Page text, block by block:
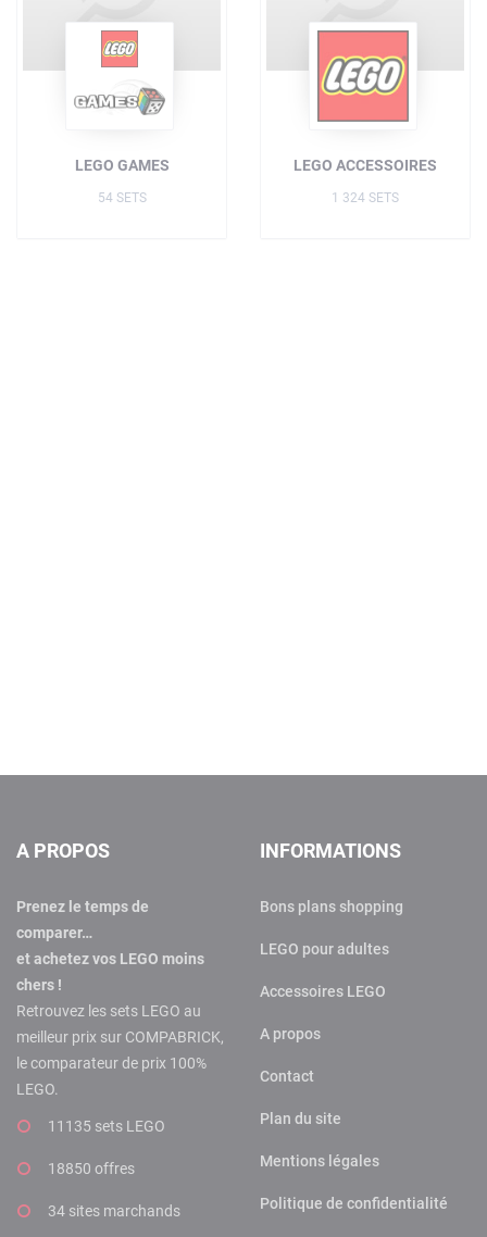
LEGO GAMES
54 SETS
LEGO ACCESSOIRES
1 324 SETS
A PROPOS
Prenez le temps de
comparer…
et achetez vos LEGO moins
chers !
Retrouvez les sets LEGO au
meilleur prix sur COMPABRICK,
le comparateur de prix 100%
LEGO.
11135 sets LEGO
18850 offres
34 sites marchands
INFORMATIONS
Bons plans shopping
LEGO pour adultes
Accessoires LEGO
A propos
Contact
Plan du site
Mentions légales
Politique de confidentialité